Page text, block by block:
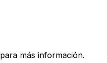
para más información.